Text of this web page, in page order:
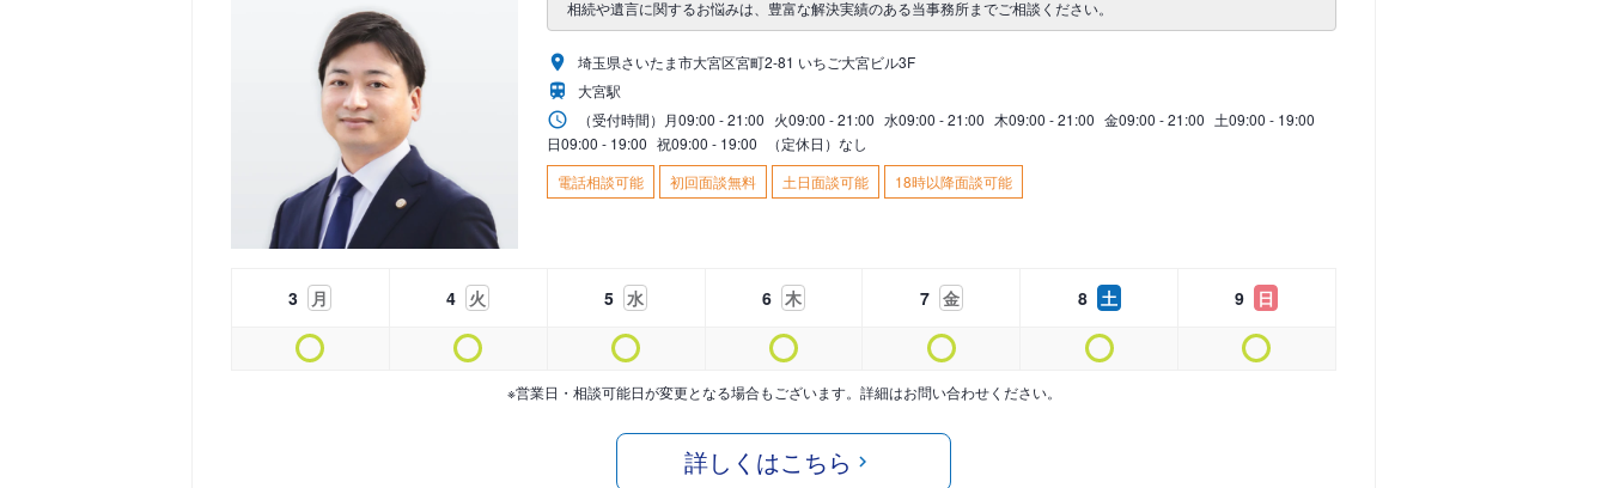
相続や遺言に関するお悩みは、豊富な解決実績のある当事務所までご相談ください。
埼玉県さいたま市大宮区宮町2-81 いちご大宮ビル3F
大宮駅
（受付時間） 月09:00 - 21:00 火09:00 - 21:00 水09:00 - 21:00 木09:00 - 21:00 金09:00 - 21:00 土09:00 - 19:00
日09:00 - 19:00 祝09:00 - 19:00
（定休日）なし
電話相談可能
初回面談無料 土日面談可能 18時以降面談可能
3 月 4 火 5 水 6 木 7 金 8 土 9 日
※営業日・相談可能日が変更となる場合もございます。詳細はお問い合わせください。
詳しくはこちら